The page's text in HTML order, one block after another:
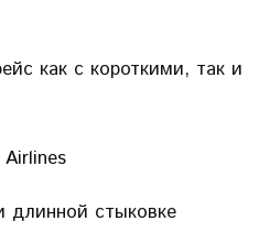
как с короткими, так и
длинной стыковке